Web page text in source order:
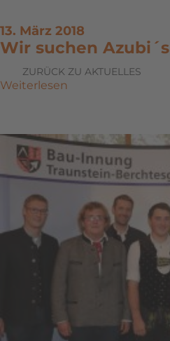
13. März 2018
Wir suchen Azubi´s
ZURÜCK ZU AKTUELLES
Weiterlesen